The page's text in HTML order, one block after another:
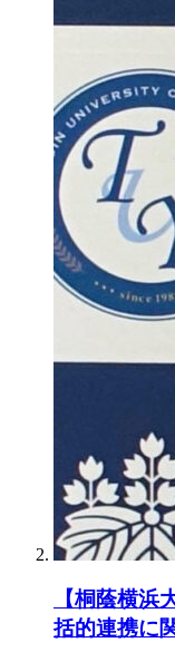
【桐蔭横浜
括的連携に